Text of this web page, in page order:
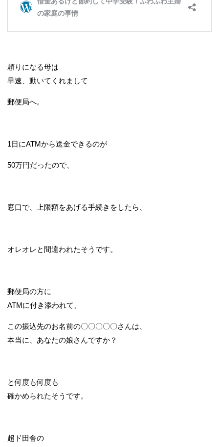
頼りになる母は
早速、動いてくれまして
郵便局へ。
1日にATMから送金できるのが
50万円だったので、
窓口で、上限額をあげる手続きをしたら、
オレオレと間違われたそうです。
郵便局の方に
ATMに付き添われて、
この振込先のお名前の〇〇〇〇〇さんは、
本当に、あなたの娘さんですか？
と何度も何度も
確かめられたそうです。
超ド田舎の